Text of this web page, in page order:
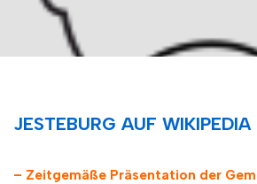
JESTEBURG AUF WIKIPEDIA
– Zeitgemäße Präsentation der